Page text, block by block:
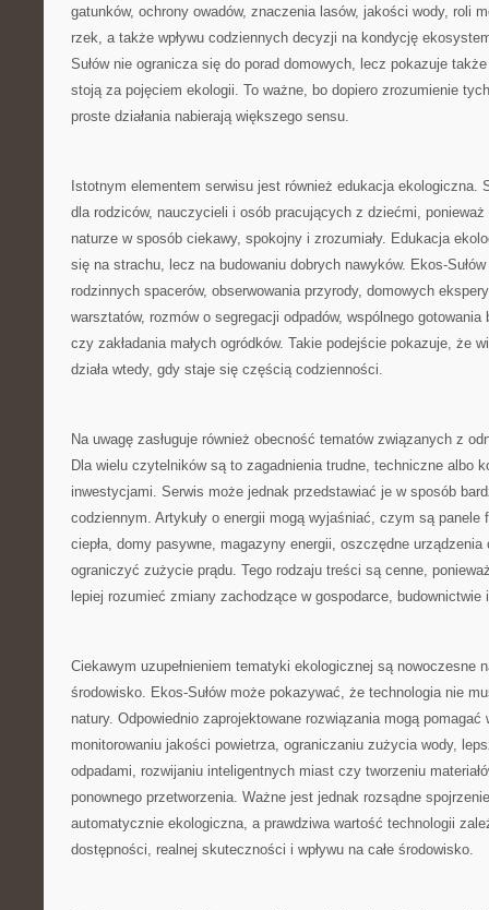
gatunków, ochrony owadów, znaczenia lasów, jakości wody, roli
rzek, a także wpływu codziennych decyzji na kondycję
Sułów nie ogranicza się do porad domowych, lecz pokazuje
stoją za pojęciem ekologii. To ważne, bo dopiero zrozumienie
proste działania nabierają większego sensu.
Istotnym elementem serwisu jest również edukacja ekologiczna.
dla rodziców, nauczycieli i osób pracujących z dziećmi,
naturze w sposób ciekawy, spokojny i zrozumiały. Edukacja
się na strachu, lecz na budowaniu dobrych nawyków. Ekos-
rodzinnych spacerów, obserwowania przyrody, domowych
warsztatów, rozmów o segregacji odpadów, wspólnego gotowania
czy zakładania małych ogródków. Takie podejście pokazuje, że
działa wtedy, gdy staje się częścią codzienności.
Na uwagę zasługuje również obecność tematów związanych z
Dla wielu czytelników są to zagadnienia trudne, techniczne albo
inwestycjami. Serwis może jednak przedstawiać je w sposób
codziennym. Artykuły o energii mogą wyjaśniać, czym są panele
ciepła, domy pasywne, magazyny energii, oszczędne
ograniczyć zużycie prądu. Tego rodzaju treści są cenne,
lepiej rozumieć zmiany zachodzące w gospodarce, budownictwie
Ciekawym uzupełnieniem tematyki ekologicznej są nowoczesne
środowisko. Ekos-Sułów może pokazywać, że technologia nie
natury. Odpowiednio zaprojektowane rozwiązania mogą
monitorowaniu jakości powietrza, ograniczaniu zużycia wody,
odpadami, rozwijaniu inteligentnych miast czy tworzeniu
ponownego przetworzenia. Ważne jest jednak rozsądne
automatycznie ekologiczna, a prawdziwa wartość technologii
dostępności, realnej skuteczności i wpływu na całe środowisko.